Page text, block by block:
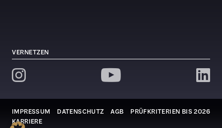
VERNETZEN
IMPRESSUM DATENSCHUTZ AGB
PRÜFKRITERIEN BIS 2026
KARRIERE